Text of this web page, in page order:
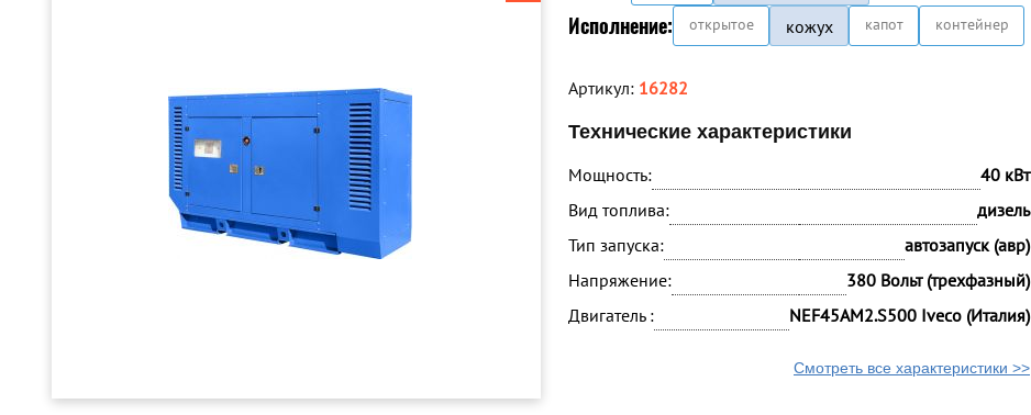
Исполнение: открытое кожух капот контейнер
Артикул: 16282
Технические характеристики
Мощность:
40 кВт
Вид топлива:
дизель
Тип запуска:
автозапуск (авр)
Напряжение:
380 Вольт (трехфазный)
Двигатель :
NEF45AM2.S500 Iveco (Италия)
Смотреть все характеристики >>